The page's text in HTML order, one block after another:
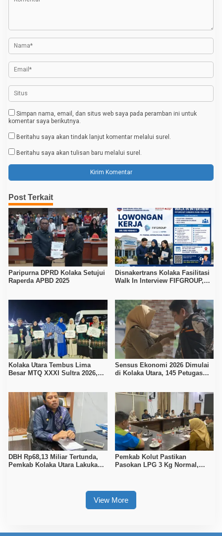
p
o
s
Simpan nama, email, dan situs web saya pada peramban ini untuk
komentar saya berikutnya.
Beritahu saya akan tindak lanjut komentar melalui surel.
Beritahu saya akan tulisan baru melalui surel.
Post Terkait
Paripurna DPRD Kolaka Setujui
Raperda APBD 2025
Disnakertrans Kolaka Fasilitasi
Walk In Interview FIFGROUP,
Kolaka Utara Tembus Lima
Besar MTQ XXXI Sultra 2026,
Sensus Ekonomi 2026 Dimulai
di Kolaka Utara, 145 Petugas
DBH Rp68,13 Miliar Tertunda,
Pemkab Kolaka Utara Lakukan
Pemkab Kolut Pastikan
Pasokan LPG 3 Kg Normal,
View More